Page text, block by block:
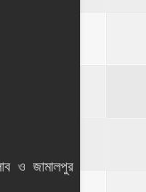
ও জামালপুর